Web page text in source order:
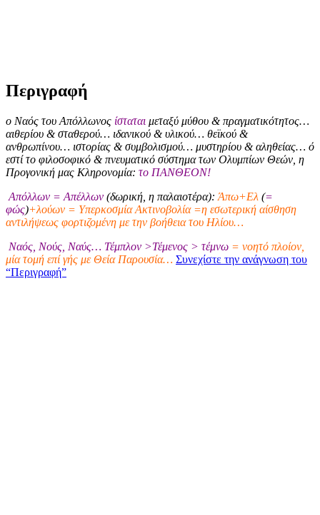
Περιγραφή
ο Ναός του Απόλλωνος ίσταται μεταξύ μύθου & πραγματικότητος…
αιθερίου & σταθερού… ιδανικού & υλικού… θεϊκού &
ανθρωπίνου… ιστορίας & συμβολισμού… μυστηρίου & αληθείας… ό
εστί το φιλοσοφικό & πνευματικό σύστημα των Ολυμπίων Θεών, η
Προγονική μας Κληρονομία: το ΠΑΝΘΕΟΝ!
Απόλλων = Απέλλων (δωρική, η παλαιοτέρα): Άπω+Ελ (=
φώς)+λούων = Υπερκοσμία Ακτινοβολία =η εσωτερική αίσθηση
αντιλήψεως φορτιζομένη με την βοήθεια του Ηλίου…
Ναός, Νούς, Ναύς… Τέμπλον >Τέμενος > τέμνω = νοητό πλοίον,
μία τομή επί γής με Θεία Παρουσία… Συνεχίστε την ανάγνωση του
“Περιγραφή”